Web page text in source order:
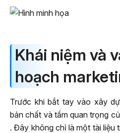
Khái niệm và
hoạch
Trước khi bắt tay vào xây
bản chất và tầm quan trọng
. Đây không chỉ là một tài liệu